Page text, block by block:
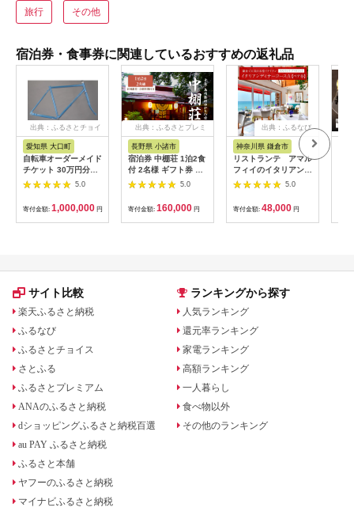
旅行 その他
宿泊券・食事券に関連しているおすすめの返礼品
出典：ふるさとチョイ
ス
愛知県 大口町
自転車オーダーメイド
チケット 30万円分
【1360365】
5.0
寄付金額: 1,000,000 円
出典：ふるさとプレミ
アム
長野県 小諸市
宿泊券 中棚荘 1泊2食
付 2名様 ギフト券 チ
ケット 券 宿泊 旅行
5.0
寄付金額: 160,000 円
出典：ふるなび
神奈川県 鎌倉市
リストランテ アマル
フィイのイタリアンデ
ィナーコースA ペア
5.0
寄付金額: 48,000 円
サイト比較
楽天ふるさと納税
ふるなび
ふるさとチョイス
さとふる
ふるさとプレミアム
ANAのふるさと納税
dショッピングふるさと納税百選
au PAY ふるさと納税
ふるさと本舗
ヤフーのふるさと納税
マイナビふるさと納税
ランキングから探す
人気ランキング
還元率ランキング
家電ランキング
高額ランキング
一人暮らし
食べ物以外
その他のランキング